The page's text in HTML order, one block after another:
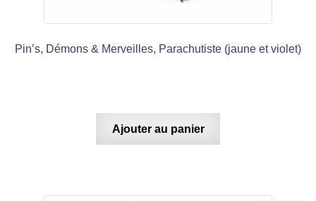
Pin’s, Démons & Merveilles, Parachutiste (jaune et violet)
Ajouter au panier